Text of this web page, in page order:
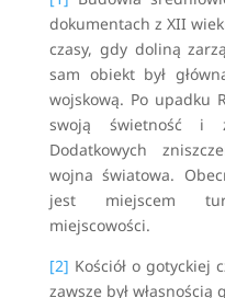
dokumentach z XII
czasy, gdy doliną
sam obiekt był
wojskową. Po upadku
swoją świetność i
Dodatkowych
wojna światowa.
jest miejscem
miejscowości.
[2] Kościół o gotyckiej
zawsze był